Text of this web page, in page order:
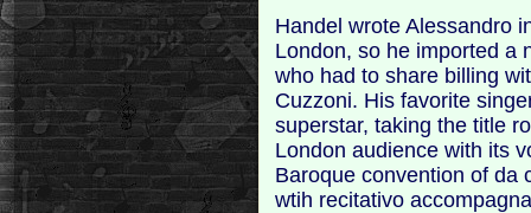
Handel wrote Alessandro
London, so he imported a
who had to share billing
Cuzzoni. His favorite
superstar, taking the title
London audience with its
Baroque convention of da
wtih recitativo